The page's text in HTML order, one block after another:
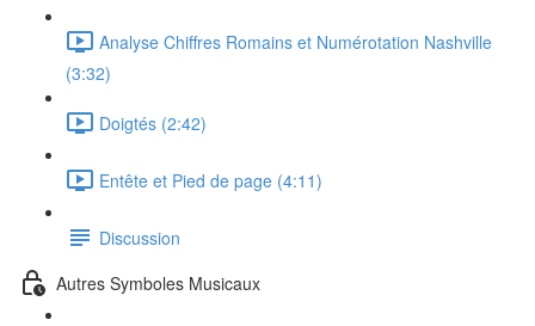
Analyse Chiffres Romains et Numérotation Nashville
(3:32)
Doigtés (2:42)
Entête et Pied de page (4:11)
Discussion
Autres Symboles Musicaux